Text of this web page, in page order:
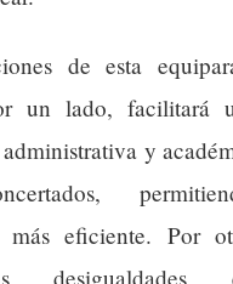
de esta
un lado, facilitará
y
más eficiente. Por